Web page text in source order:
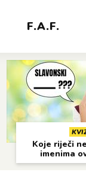
F.A.F.
Koje riječi
imenima